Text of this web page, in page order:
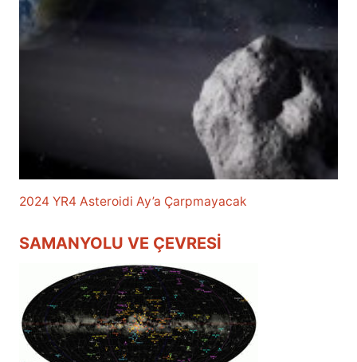
2024 YR4 Asteroidi Ay’a Çarpmayacak
SAMANYOLU VE ÇEVRESI